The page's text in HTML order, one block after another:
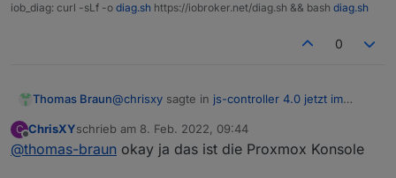
iob_diag: curl -sLf -o diag.sh https://iobroker.net/diag.sh && bash diag.sh
0
Thomas Braun@chrisxy sagte in js-controller 4.0 jetzt im
Kann sein aber das mach ich so schon seit
C
Offline
ChrisXYschrieb am 8. Feb. 2022, 09:44
zuletzt editiert von
@thomas-braun okay ja das ist die Proxmox Konsole